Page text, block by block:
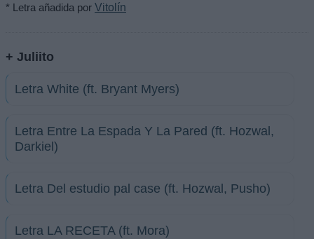
* Letra añadida por Vitolín
+ Juliito
Letra White (ft. Bryant Myers)
Letra Entre La Espada Y La Pared (ft. Hozwal,
Darkiel)
Letra Del estudio pal case (ft. Hozwal, Pusho)
Letra LA RECETA (ft. Mora)